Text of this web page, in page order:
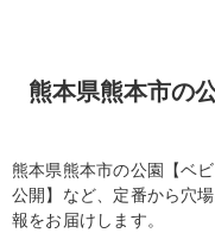
熊本県熊本市の
熊本県熊本市の公園【ベ
公開】など、定番から穴
報をお届けします。